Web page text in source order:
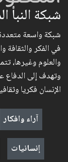
شبكة النبأ
شبكة واسعة
في الفكر والثقافة
والعلوم وغيرها،
وتهدف إلى الدفاع
الإنسان فكريا
آراء وافكار
إنسانيات